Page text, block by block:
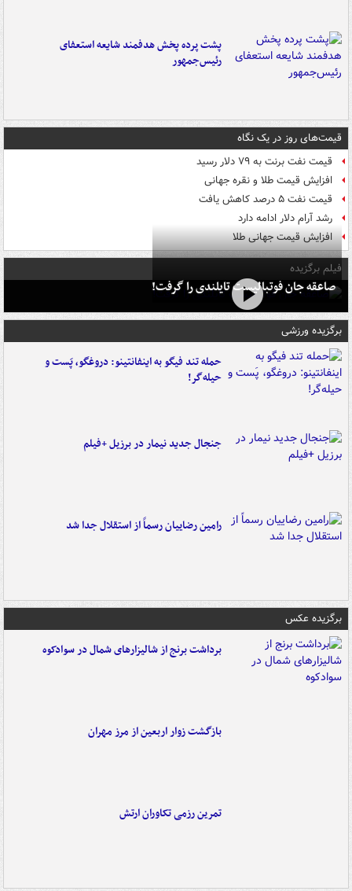
پشت پرده پخش هدفمند شایعه استعفای
رئیس‌جمهور
قیمت‌های روز در یک نگاه
قیمت نفت برنت به ۷۹ دلار رسید
افزایش قیمت طلا و نقره جهانی
قیمت نفت ۵ درصد کاهش یافت
رشد آرام دلار ادامه دارد
افزایش قیمت جهانی طلا
فیلم برگزیده
صاعقه جان فوتبالیست تایلندی را گرفت!
برگزیده ورزشی
حمله تند فیگو به اینفانتینو: دروغگو، پَست‌ و
حیله‌گر!
جنجال جدید نیمار در برزیل +فیلم
رامین رضاییان رسماً از استقلال جدا شد
برگزیده عکس
برداشت برنج از شالیزارهای شمال در سوادکوه
بازگشت زوار اربعین از مرز مهران
تمرین رزمی تکاوران ارتش